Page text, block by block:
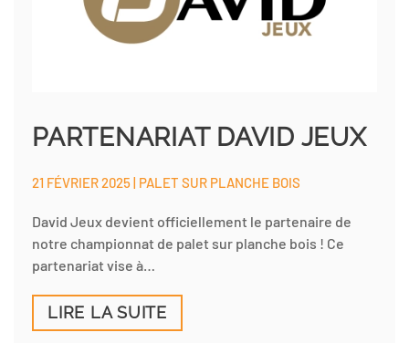
PARTENARIAT DAVID JEUX
21 FÉVRIER 2025 | PALET SUR PLANCHE BOIS
David Jeux devient officiellement le partenaire de
notre championnat de palet sur planche bois ! Ce
partenariat vise à…
LIRE LA SUITE